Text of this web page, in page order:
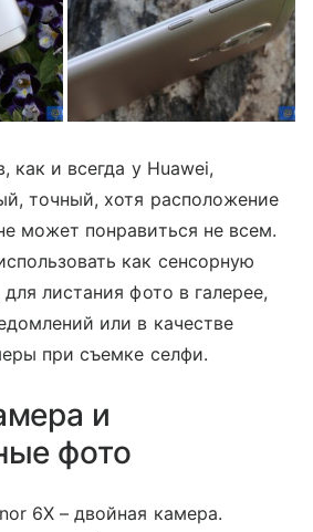
как и всегда у Huawei,
точный, хотя расположение
может понравиться не всем.
как сенсорную
листания фото в галерее,
или в качестве
при съемке селфи.
и
фото
6X – двойная камера.